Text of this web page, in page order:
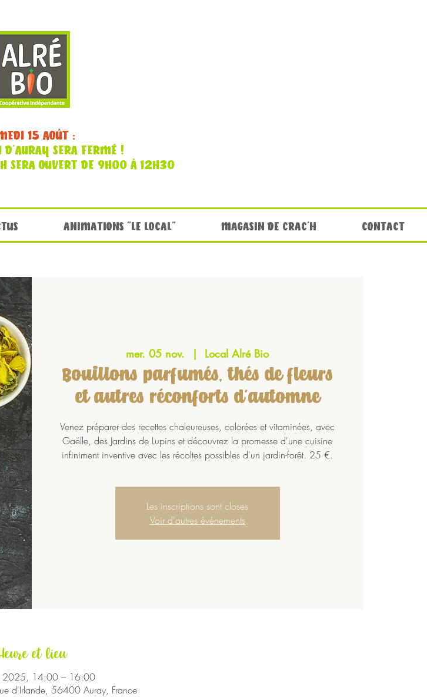
15 AOÛT :
D'AURAY SERA FERMÉ !
SERA OUVERT DE 9H00 À 12H30
ANIMATIONS "LE LOCAL" MAGASIN DE CRAC'H CONTACT
mer. 05 nov.
  |
Local Alré Bio
Bouillons parfumés, thés de fleurs
et autres réconforts d'automne
Venez préparer des recettes chaleureuses, colorées et vitaminées, avec
Gaëlle, des Jardins de Lupins et découvrez la promesse d'une cuisine
infiniment inventive avec les récoltes possibles d'un jardin-forêt. 25 €.
Les inscriptions sont closes
Voir d'autres événements
et lieu
2025, 14:00 – 16:00
d'Irlande, 56400 Auray, France